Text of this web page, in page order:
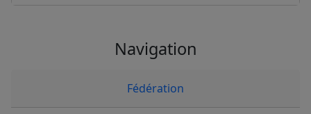
Navigation
Fédération